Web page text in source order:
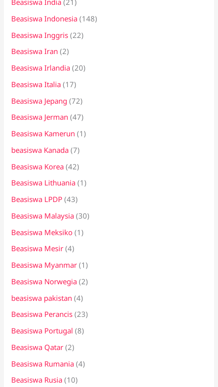
Beasiswa India (21)
Beasiswa Indonesia (148)
Beasiswa Inggris (22)
Beasiswa Iran (2)
Beasiswa Irlandia (20)
Beasiswa Italia (17)
Beasiswa Jepang (72)
Beasiswa Jerman (47)
Beasiswa Kamerun (1)
beasiswa Kanada (7)
Beasiswa Korea (42)
Beasiswa Lithuania (1)
Beasiswa LPDP (43)
Beasiswa Malaysia (30)
Beasiswa Meksiko (1)
Beasiswa Mesir (4)
Beasiswa Myanmar (1)
Beasiswa Norwegia (2)
beasiswa pakistan (4)
Beasiswa Perancis (23)
Beasiswa Portugal (8)
Beasiswa Qatar (2)
Beasiswa Rumania (4)
Beasiswa Rusia (10)